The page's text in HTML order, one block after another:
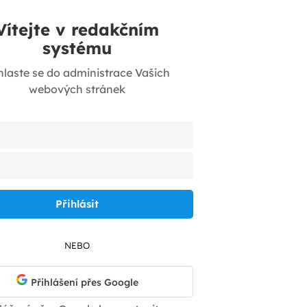
v redakčním
systému
se do administrace Vašich
webových stránek
NEBO
Přihlášení přes Google